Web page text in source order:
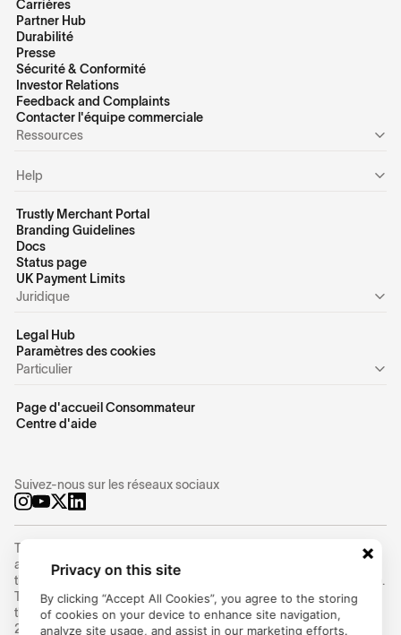
Carrières
Partner Hub
Durabilité
Presse
Sécurité & Conformité
Investor Relations
Feedback and Complaints
Contacter l'équipe commerciale
Ressources
Help
Trustly Merchant Portal
Branding Guidelines
Docs
Status page
UK Payment Limits
Juridique
Legal Hub
Paramètres des cookies
Particulier
Page d'accueil Consommateur
Centre d'aide
Suivez-nous sur les réseaux sociaux
Trustly Group AB (corporate identity number
) is an
authorized Swedish payment institution under the supervision of
the Swedish Financial Supervisory Authority (Finansinspektionen).
Trustly Group AB conducts payment services in accordance with
the Swedish Payment Services Act (2010:751) and Directive (EU)
2015/2366 on payment services (PSD2) and can provide cross-
Privacy on this site
By clicking “Accept All Cookies”, you agree to the storing
of cookies on your device to enhance site navigation,
analyze site usage, and assist in our marketing efforts.